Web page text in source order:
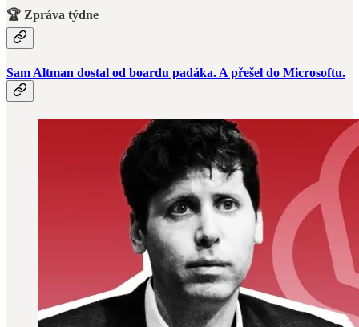
🏆 Zpráva týdne
Sam Altman dostal od boardu padáka. A přešel do Microsoftu.